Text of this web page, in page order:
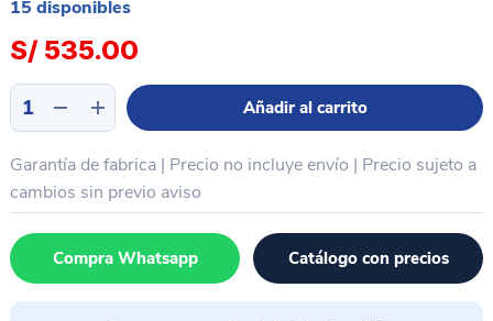
15 disponibles
S/ 535.00
Monocular
academico
camara
HD
8mp
+
lampara
56
Añadir al carrito
Garantía de fabrica | Precio no incluye envío | Precio sujeto a
cambios sin previo aviso
Compra Whatsapp Catálogo con precios